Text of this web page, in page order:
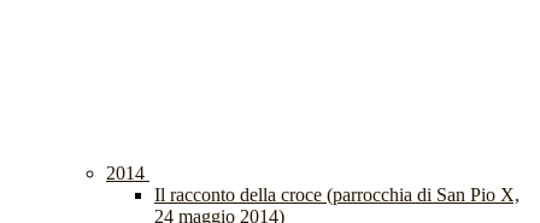
2014
Il racconto della croce (parrocchia di San Pio X,
24 maggio 2014)